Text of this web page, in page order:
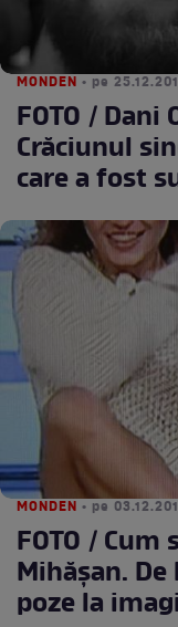
MONDEN • pe
FOTO /
Crăciunul
care a fost
MONDEN • pe
FOTO /
Mihăşan.
poze la